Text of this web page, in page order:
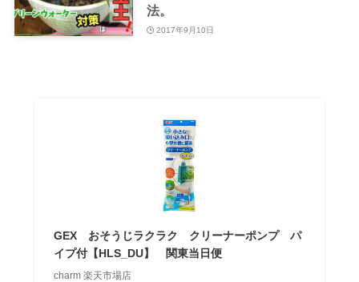
法。
2017年9月10日
GEX おそうじラクラク クリーナーポンプ パ
イプ付【HLS_DU】 関東当日便
charm 楽天市場店